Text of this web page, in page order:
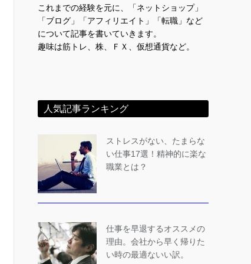
これまでの経験を元に、「ネットショップ」
「ブログ」「アフィリエイト」「転職」など
について記事を書いていきます。
趣味は筋トレ、株、ＦＸ、仮想通貨など。
人気記事ランキング
ストレスがない、たまらな
い仕事17選！精神的に楽な
職業とは？
仕事を早退するオススメの
理由。会社から早く帰りた
い時の最適ないい訳。